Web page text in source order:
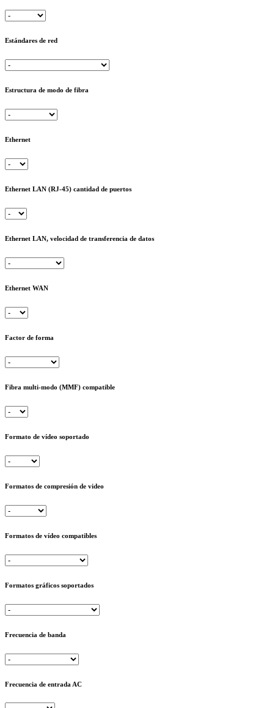
Estándares de red
Estructura de modo de fibra
Ethernet
Ethernet LAN (RJ-45) cantidad de puertos
Ethernet LAN, velocidad de transferencia de datos
Ethernet WAN
Factor de forma
Fibra multi-modo (MMF) compatible
Formato de vídeo soportado
Formatos de compresión de video
Formatos de vídeo compatibles
Formatos gráficos soportados
Frecuencia de banda
Frecuencia de entrada AC